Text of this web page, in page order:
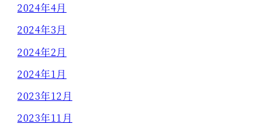
2024年4月
2024年3月
2024年2月
2024年1月
2023年12月
2023年11月